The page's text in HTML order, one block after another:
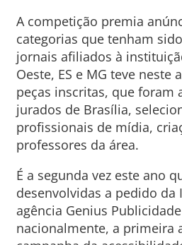
A competição premia
categorias que tenham
jornais afiliados à
Oeste, ES e MG teve neste
peças inscritas, que foram
jurados de Brasília,
profissionais de mídia,
professores da área.
É a segunda vez este ano
desenvolvidas a pedido da
agência Genius
nacionalmente, a primeira